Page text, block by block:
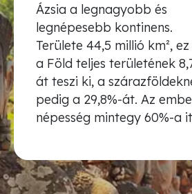
Ázsia a legnagyobb és
legnépesebb kontinens.
Területe 44,5 millió km², ez
a Föld teljes területének
át teszi ki, a
pedig a 29,8%-át. Az
népesség mintegy 60%-a